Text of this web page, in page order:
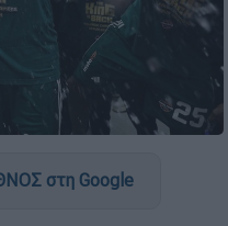
στη Google